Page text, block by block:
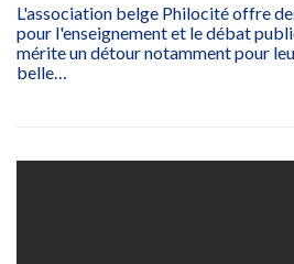
L'association belge Philocité offre
pour l'enseignement et le débat
mérite un détour notamment pour
belle…